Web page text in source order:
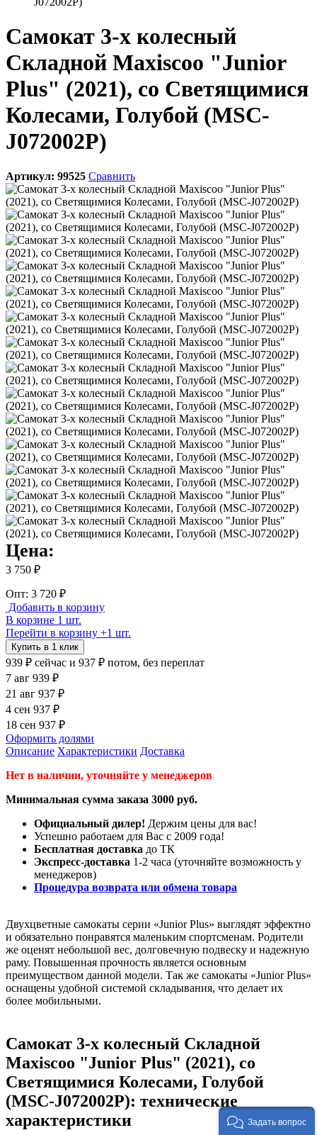
Самокат 3-х колесный
Складной Maxiscoo "Junior
Plus" (2021), со Светящимися
Колесами, Голубой (MSC-
J072002P)
Артикул: 99525 Сравнить
Цена:
3 750 ₽
Опт: 3 720 ₽
Добавить в корзину
В корзине 1 шт.
Перейти в корзину +1 шт.
Купить в 1 клик
939 ₽ сейчас и 937 ₽ потом, без переплат
7 авг 939 ₽
21 авг 937 ₽
4 сен 937 ₽
18 сен 937 ₽
Оформить долями
Описание Характеристики Доставка
Нет в наличии, уточняйте у менеджеров
Минимальная сумма заказа 3000 руб.
Официальный дилер! Держим цены для вас!
Успешно работаем для Вас с 2009 года!
Бесплатная доставка до ТК
Экспресс-доставка 1-2 часа (уточняйте возможность у
менеджеров)
Процедура возврата или обмена товара
Двухцветные самокаты серии «Junior Plus» выглядят эффектно
и обязательно понравятся маленьким спортсменам. Родители
же оценят небольшой вес, долговечную подвеску и надежную
раму. Повышенная прочность является основным
преимуществом данной модели. Так же самокаты «Junior Plus»
оснащены удобной системой складывания, что делает их
более мобильными.
Самокат 3-х колесный Складной
Maxiscoo "Junior Plus" (2021), со
Светящимися Колесами, Голубой
(MSC-J072002P): технические
характеристики
Задать вопрос